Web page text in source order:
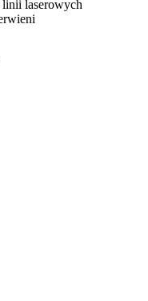
linii laserowych